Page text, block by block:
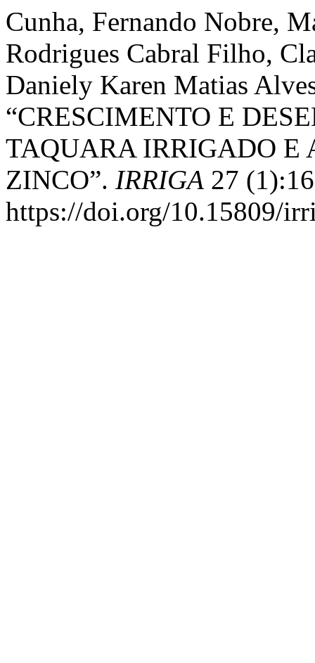
Cunha, Fernando Nobre,
Rodrigues Cabral Filho,
Daniely Karen Matias
“CRESCIMENTO E
TAQUARA IRRIGADO E
ZINCO”. IRRIGA 27
https://doi.org/10.15809/